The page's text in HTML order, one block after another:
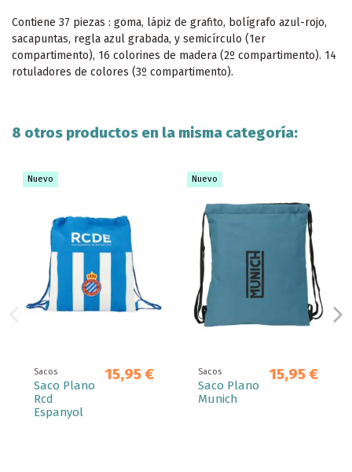
Contiene 37 piezas : goma, lápiz de grafito, bolígrafo azul-rojo,
sacapuntas, regla azul grabada, y semicírculo (1er
compartimento), 16 colorines de madera (2º compartimento). 14
rotuladores de colores (3º compartimento).
8 otros productos en la misma categoría:
Nuevo
Sacos
Saco Plano
Rcd
Espanyol
15,95 €
Nuevo
Sacos
Saco Plano
Munich
15,95 €